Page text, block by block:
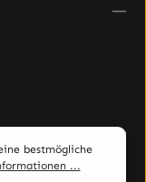
bestmögliche
...